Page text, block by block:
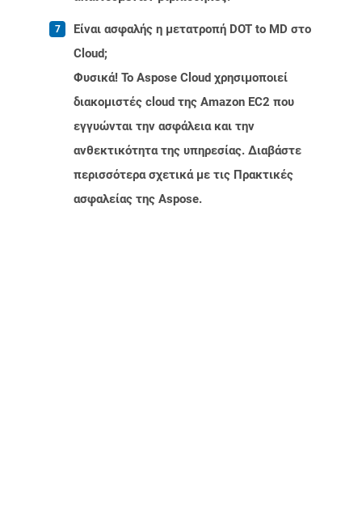
Είναι ασφαλής η μετατροπή DOT to MD στο
Cloud;
Φυσικά! Το Aspose Cloud χρησιμοποιεί
διακομιστές cloud της Amazon EC2 που
εγγυώνται την ασφάλεια και την
ανθεκτικότητα της υπηρεσίας. Διαβάστε
περισσότερα σχετικά με τις Πρακτικές
ασφαλείας της Aspose.